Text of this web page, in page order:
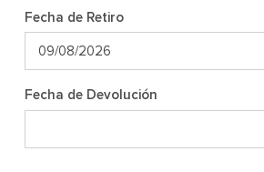
Fecha de Retiro
Fecha de Devolución